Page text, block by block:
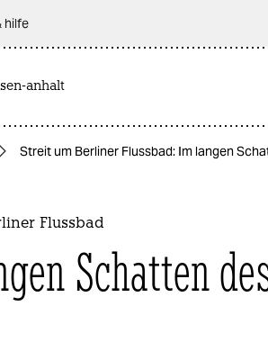
hilfe
anhalt
Streit um Berliner Flussbad: Im langen
Flussbad
Schatten